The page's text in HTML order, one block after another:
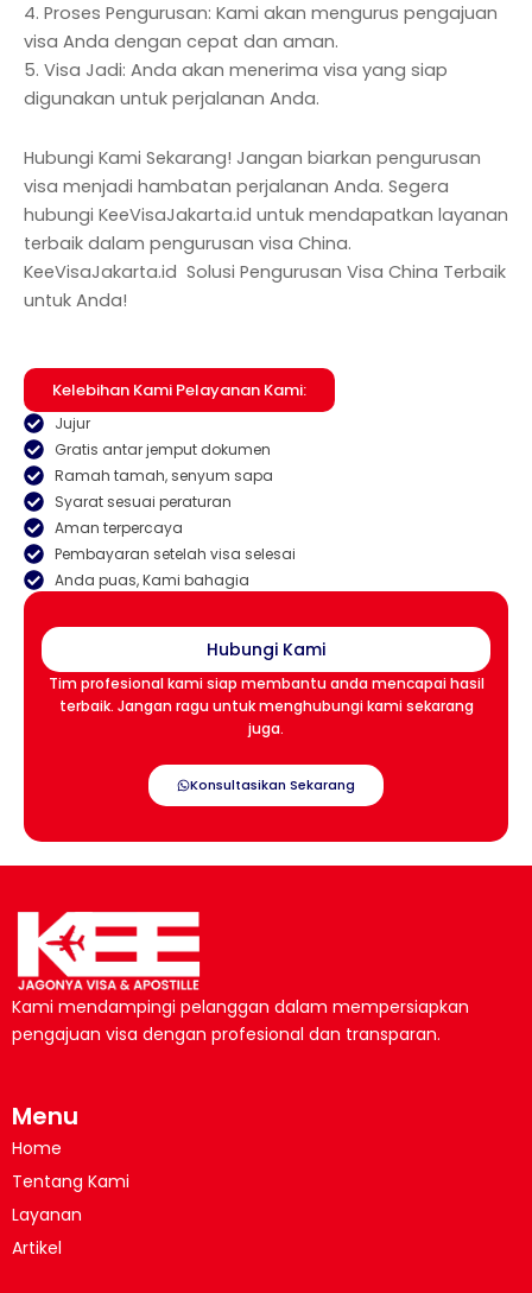
4. Proses Pengurusan: Kami akan mengurus pengajuan
visa Anda dengan cepat dan aman.
5. Visa Jadi: Anda akan menerima visa yang siap
digunakan untuk perjalanan Anda.
Hubungi Kami Sekarang! Jangan biarkan pengurusan
visa menjadi hambatan perjalanan Anda. Segera
hubungi KeeVisaJakarta.id untuk mendapatkan layanan
terbaik dalam pengurusan visa China.
KeeVisaJakarta.id Solusi Pengurusan Visa China Terbaik
untuk Anda!
Kelebihan Kami Pelayanan Kami:
Jujur
Gratis antar jemput dokumen
Ramah tamah, senyum sapa
Syarat sesuai peraturan
Aman terpercaya
Pembayaran setelah visa selesai
Anda puas, Kami bahagia
Hubungi Kami
Tim profesional kami siap membantu anda mencapai hasil
terbaik. Jangan ragu untuk menghubungi kami sekarang
juga.
Konsultasikan Sekarang
Kami mendampingi pelanggan dalam mempersiapkan
pengajuan visa dengan profesional dan transparan.
Menu
Home
Tentang Kami
Layanan
Artikel